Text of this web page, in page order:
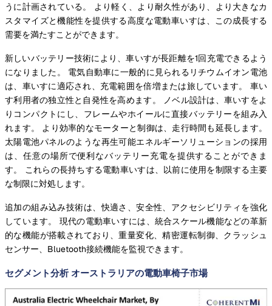
うに計画されている。 より軽く、より耐久性があり、より大きなカ
スタマイズと機能性を提供する高度な電動車いすは、この成長する
需要を満たすことができます。
新しいバッテリー技術により、車いすが長距離を1回充電できるよう
になりました。 電気自動車に一般的に見られるリチウムイオン電池
は、車いすに適応され、充電範囲を倍増または旅しています。 車い
す利用者の独立性と自発性を高めます。 ノベル設計は、車いすをよ
りコンパクトにし、フレームやホイールに直接バッテリーを組み入
れます。 より効率的なモーターと制御は、走行時間も延長します。
太陽電池パネルのような再生可能エネルギーソリューションの採用
は、任意の場所で便利なバッテリー充電を提供することができま
す。 これらの長持ちする電動車いすは、以前に使用を制限する主要
な制限に対処します。
追加の組み込み技術は、快適さ、安全性、アクセシビリティを強化
しています。 現代の電動車いすには、統合スケール機能などの革新
的な機能が搭載されており、重量変化、精密運転制御、クラッシュ
センサー、Bluetooth接続機能を監視できます。
セグメント分析 オーストラリアの電動車椅子市場